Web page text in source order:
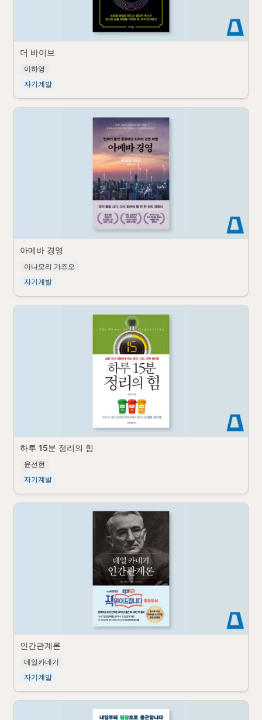
더 바이브
이하영
자기계발
아메바 경영
이나모리 가즈오
자기계발
하루 15분 정리의 힘
윤선현
자기계발
인간관계론
데일카네기
자기계발